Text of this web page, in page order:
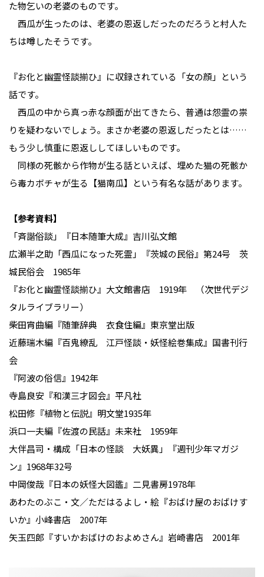
た物乞いの老婆のものです。
西瓜が生ったのは、老婆の恩返しだったのだろうと村人た
ちは噂したそうです。
『お化と幽霊怪談揃ひ』に収録されている「女の顔」という
話です。
西瓜の中から真っ赤な顔面が出てきたら、普通は怨霊の祟
りを疑わないでしょう。まさか老婆の恩返しだったとは……
もう少し慎重に恩返ししてほしいものです。
同様の死骸から作物が生る話といえば、埋めた猫の死骸か
ら毒カボチャが生る【猫南瓜】という有名な話があります。
【参考資料】
「斉諧俗談」『日本随筆大成』吉川弘文館
広瀬半之助「西瓜になった死霊」『茨城の民俗』第24号 茨
城民俗会 1985年
『お化と幽霊怪談揃ひ』大文館書店 1919年 （次世代デジ
タルライブラリー）
柴田宵曲編『随筆辞典 衣食住編』東京堂出版
近藤瑞木編『百鬼繚乱 江戸怪談・妖怪絵巻集成』国書刊行
会
『阿波の俗信』1942年
寺島良安『和漢三才図会』平凡社
松田修『植物と伝説』明文堂1935年
浜口一夫編『佐渡の民話』未来社 1959年
大伴昌司・構成「日本の怪談 大妖異」『週刊少年マガジ
ン』1968年32号
中岡俊哉『日本の妖怪大図鑑』二見書房1978年
あわたのぶこ・文／ただはるよし・絵『おばけ屋のおばけす
いか』小峰書店 2007年
矢玉四郎『すいかおばけのおよめさん』岩崎書店 2001年